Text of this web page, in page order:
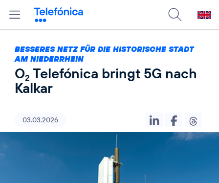
BESSERES NETZ FÜR DIE HISTORISCHE STADT
AM NIEDERRHEIN
O2 Telefónica bringt 5G nach
Kalkar
03.03.2026